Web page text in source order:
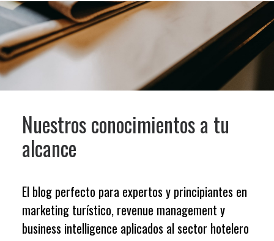
Nuestros conocimientos a tu
alcance
El blog perfecto para expertos y principiantes en
marketing turístico, revenue management y
business intelligence aplicados al sector hotelero